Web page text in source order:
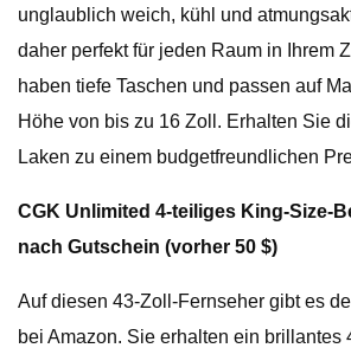
unglaublich weich, kühl und
daher perfekt für jeden Raum in Ihrem
haben tiefe Taschen und passen auf
Höhe von bis zu 16 Zoll. Erhalten Sie
Laken zu einem budgetfreundlichen
CGK Unlimited 4-teiliges King-Size-
nach Gutschein (vorher 50 $)
Auf diesen 43-Zoll-Fernseher gibt es
bei Amazon. Sie erhalten ein brillantes